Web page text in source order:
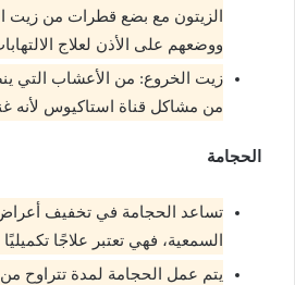
الزيتون مع بضع قطرات من زيت
ووضعهم على الأذن لعلاج
زيت الخروع: من الأعشاب التي
من مشاكل قناة استاكيوس لأنه
الحجامة
تساعد الحجامة في تخفيف أعراض
السمعية، فهي تعتبر علاجًا